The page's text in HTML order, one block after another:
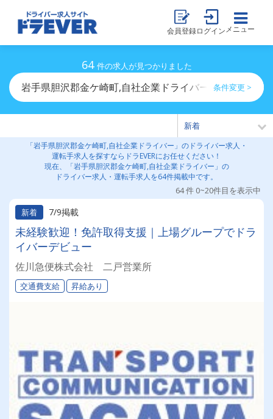
会員登録ログイン メニュー
64 件の求人が見つかりました
岩手県胆沢郡金ケ崎町,自社企業ドライバーのドライバー
条件変更 >
「岩手県胆沢郡金ケ崎町,自社企業ドライバー」のドライバー求人・
運転手求人を探すならドラEVERにお任せください！
現在、「岩手県胆沢郡金ケ崎町,自社企業ドライバー」の
ドライバー求人・運転手求人を64件掲載中です。
64 件 0~20件目を表示中
新着
7/9掲載
未経験歓迎！免許取得支援｜上場グループでドラ
イバーデビュー
佐川急便株式会社 二戸営業所
交通費支給 昇給あり